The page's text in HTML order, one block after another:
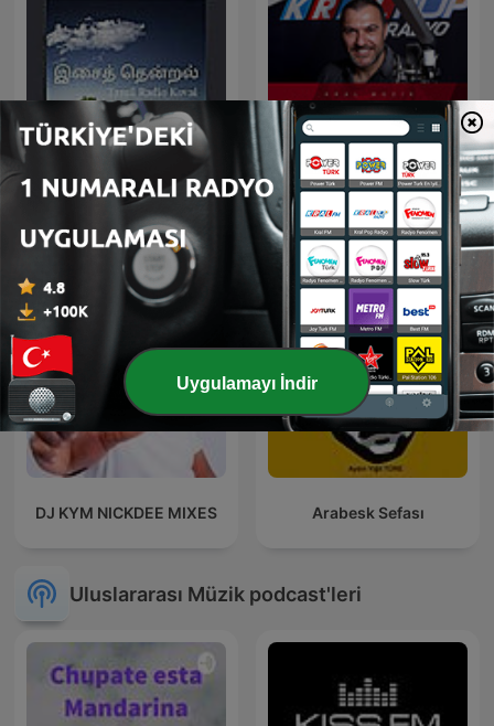
இசைத் தென்றல் Bay J
DJ KYM NICKDEE MIXES Arabesk Sefası
Uluslararası Müzik podcast'leri
Uygulamayı İndir